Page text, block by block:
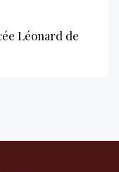
Léonard de